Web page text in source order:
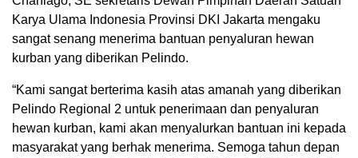
Karya Ulama Indonesia Provinsi DKI Jakarta mengaku
sangat senang menerima bantuan penyaluran hewan
kurban yang diberikan Pelindo.
“Kami sangat berterima kasih atas amanah yang diberikan
Pelindo Regional 2 untuk penerimaan dan penyaluran
hewan kurban, kami akan menyalurkan bantuan ini kepada
masyarakat yang berhak menerima. Semoga tahun depan